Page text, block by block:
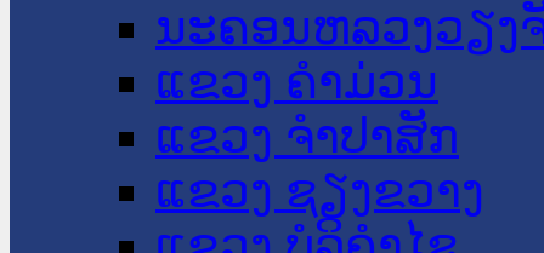
ນະ​ຄອນ​ຫລວງວຽງ
ແຂວງ ຄໍາມ່ວນ
ແຂວງ ຈໍາປາສັກ
ແຂວງ ຊຽງຂວາງ